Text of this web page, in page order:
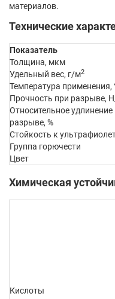
материалов.
Технические
Показатель
Толщина, мкм
Удельный вес, г/м2
Температура применения,
Прочность при разрыве,
Относительное удлинение
разрыве, %
Стойкость к
Группа горючести
Цвет
Химическая
Кислоты